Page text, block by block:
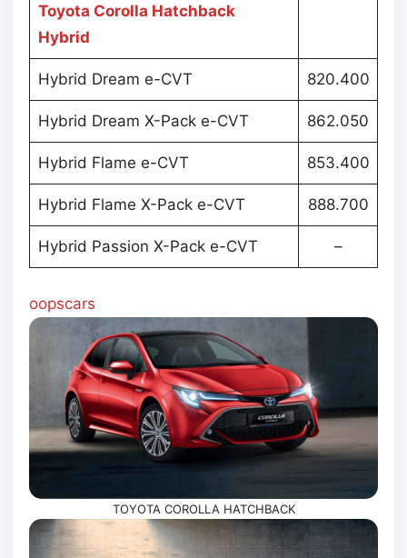
Toyota Corolla Hatchback
Hybrid
Hybrid Dream e-CVT 820.400
Hybrid Dream X-Pack e-CVT 862.050
Hybrid Flame e-CVT 853.400
Hybrid Flame X-Pack e-CVT 888.700
Hybrid Passion X-Pack e-CVT –
oopscars
TOYOTA COROLLA HATCHBACK